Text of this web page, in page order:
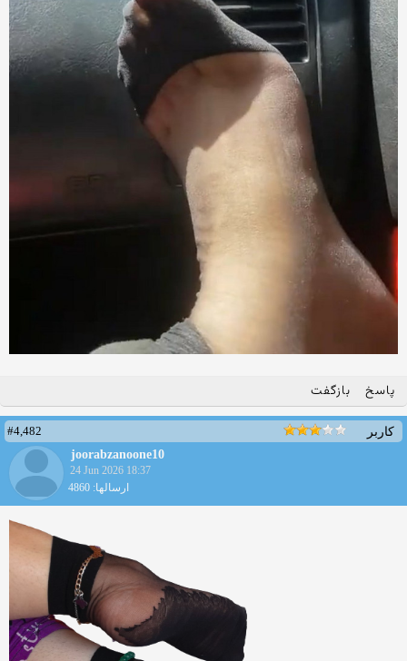
پاسخ بازگفت
کاربر
#4,482
joorabzanoone10
24 Jun 2026 18:37
ارسالها: 4860